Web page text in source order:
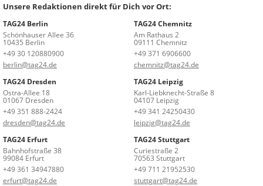
Unsere Redaktionen direkt für Dich vor Ort:
TAG24 Berlin
Schönhauser Allee 36
10435 Berlin
+49 30 120880900
berlin@tag24.de
TAG24 Chemnitz
Am Rathaus 2
09111 Chemnitz
+49 371 6906600
chemnitz@tag24.de
TAG24 Dresden
Ostra-Allee 18
01067 Dresden
+49 351 888-2424
dresden@tag24.de
TAG24 Leipzig
Karl-Liebknecht-Straße 8
04107 Leipzig
+49 341 24250430
leipzig@tag24.de
TAG24 Erfurt
Bahnhofstraße 38
99084 Erfurt
+49 361 34947880
erfurt@tag24.de
TAG24 Stuttgart
Curiestraße 2
70563 Stuttgart
+49 711 21952530
stuttgart@tag24.de